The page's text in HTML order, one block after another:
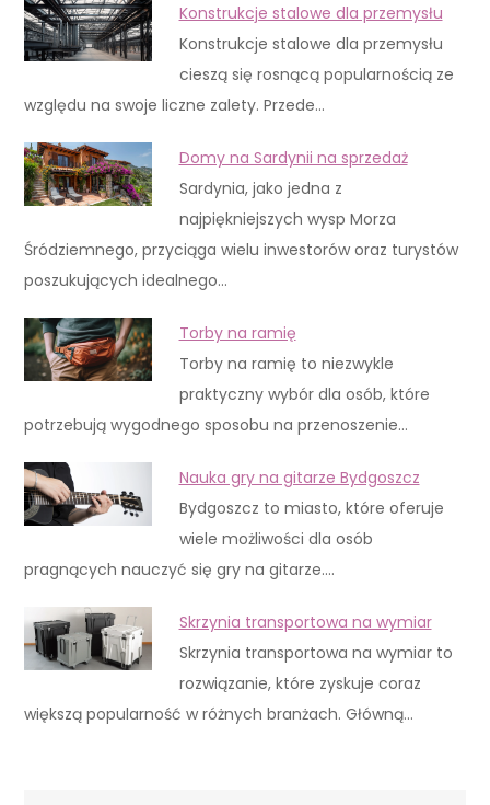
Konstrukcje stalowe dla przemysłu
Konstrukcje stalowe dla przemysłu
cieszą się rosnącą popularnością ze
względu na swoje liczne zalety. Przede…
Domy na Sardynii na sprzedaż
Sardynia, jako jedna z
najpiękniejszych wysp Morza
Śródziemnego, przyciąga wielu inwestorów oraz turystów
poszukujących idealnego…
Torby na ramię
Torby na ramię to niezwykle
praktyczny wybór dla osób, które
potrzebują wygodnego sposobu na przenoszenie…
Nauka gry na gitarze Bydgoszcz
Bydgoszcz to miasto, które oferuje
wiele możliwości dla osób
pragnących nauczyć się gry na gitarze.…
Skrzynia transportowa na wymiar
Skrzynia transportowa na wymiar to
rozwiązanie, które zyskuje coraz
większą popularność w różnych branżach. Główną…